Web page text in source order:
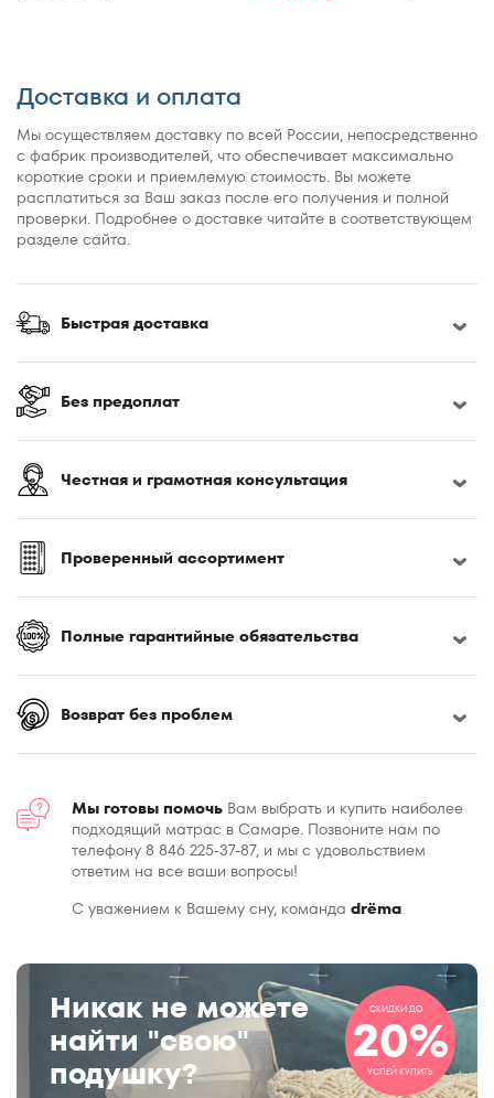
Доставка и оплата
Мы осуществляем доставку по всей России, непосредственно
с фабрик производителей, что обеспечивает максимально
короткие сроки и приемлемую стоимость. Вы можете
расплатиться за Ваш заказ после его получения и полной
проверки. Подробнее о доставке читайте в соответствующем
разделе сайта.
Быстрая доставка
Без предоплат
Честная и грамотная консультация
Проверенный ассортимент
Полные гарантийные обязательства
Возврат без проблем
Мы готовы помочь Вам выбрать и купить наиболее
подходящий матрас в Самаре. Позвоните нам по
телефону 8 846 225-37-87, и мы с удовольствием
ответим на все ваши вопросы!
С уважением к Вашему сну, команда drёma
Никак не можете
найти "свою"
подушку?
СКИДКИ ДО
20%
УСПЕЙ КУПИТЬ